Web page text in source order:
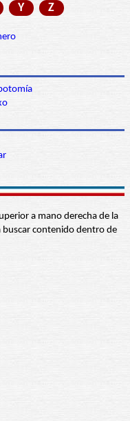
Y Z
a mano derecha de la
buscar contenido dentro de